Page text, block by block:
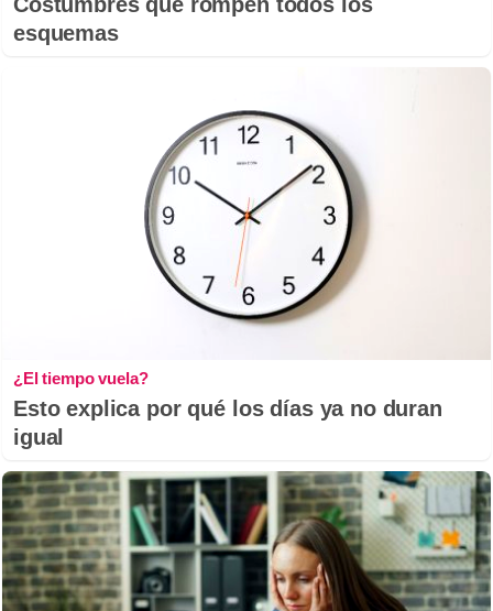
esquemas
¿El tiempo vuela?
Esto explica por qué los días ya no duran
igual